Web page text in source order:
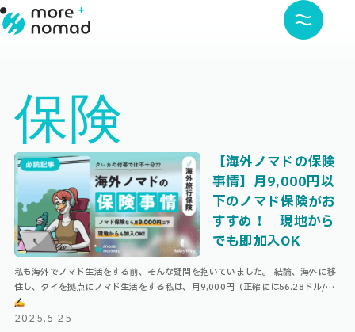
保険
【海外ノマドの保険
事情】月9,000円以
下のノマド保険がお
すすめ！｜現地から
でも即加入OK
私も海外でノマド生活をする前、そんな疑問を抱いていました。 結論、海外に移
住し、タイを拠点にノマド生活をする私は、月9,000円（正確には56.28ドル/4
週間）で世界中対応の、オンラインのノマド保険『Nomad Ins …
2025.6.25